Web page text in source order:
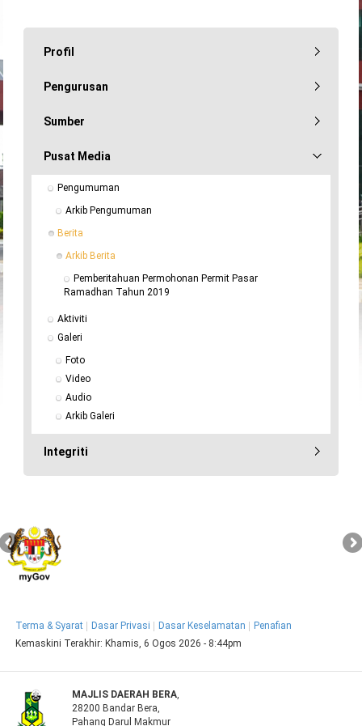
Profil
Pengurusan
Sumber
Pusat Media
Pengumuman
Arkib Pengumuman
Berita
Arkib Berita
Pemberitahuan Permohonan Permit Pasar
Ramadhan Tahun 2019
Aktiviti
Galeri
Foto
Video
Audio
Arkib Galeri
Integriti
Terma & Syarat Dasar Privasi Dasar Keselamatan
Penafian
Kemaskini Terakhir:Khamis, 6 Ogos 2026 - 8:44pm
MAJLIS DAERAH BERA,
28200 Bandar Bera,
Pahang Darul Makmur